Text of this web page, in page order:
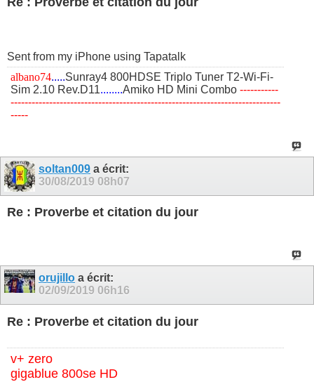
Sent from my iPhone using Tapatalk
albano74.....Sunray4 800HDSE Triplo Tuner T2-Wi-Fi-
Sim 2.10 Rev.D11........Amiko HD Mini Combo ​-----------
-----------------------------------------------------------------------------
-----
soltan009 a écrit:
30/08/2019 08h07
Re : Proverbe et citation du jour
orujillo a écrit:
02/09/2019 06h16
Re : Proverbe et citation du jour
v+ zero
gigablue 800se HD